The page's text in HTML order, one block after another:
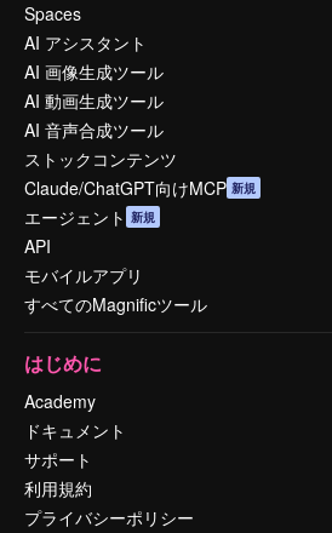
Spaces
AI アシスタント
AI 画像生成ツール
AI 動画生成ツール
AI 音声合成ツール
ストックコンテンツ
Claude/ChatGPT向けMCP 新規
エージェント 新規
API
モバイルアプリ
すべてのMagnificツール
はじめに
Academy
ドキュメント
サポート
利用規約
プライバシーポリシー